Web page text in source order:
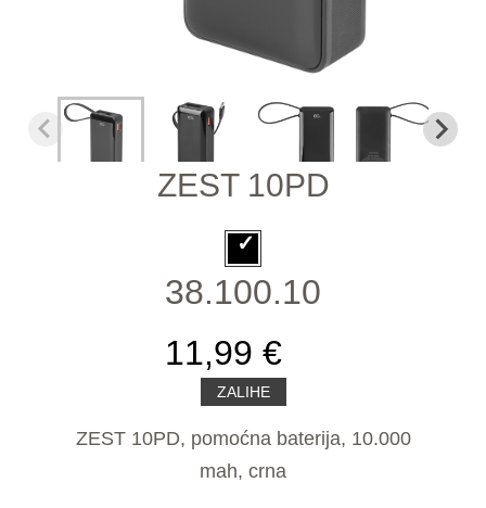
ZEST 10PD
38.100.10
11,99 €
ZALIHE
ZEST 10PD, pomoćna baterija, 10.000
mah, crna